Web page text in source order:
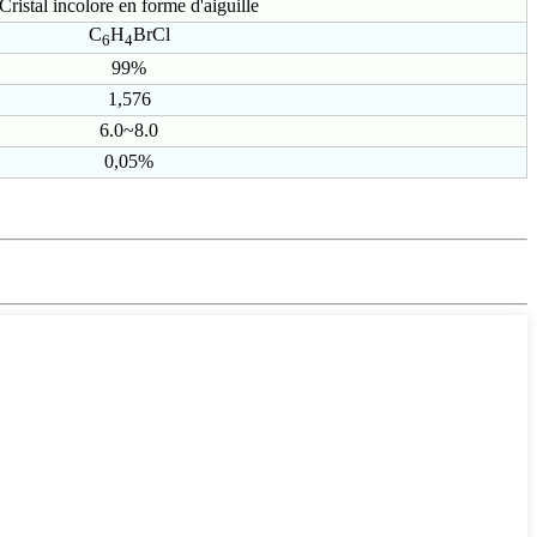
Cristal incolore en forme d'aiguille
C6H4BrCl
99%
1,576
6.0~8.0
0,05%